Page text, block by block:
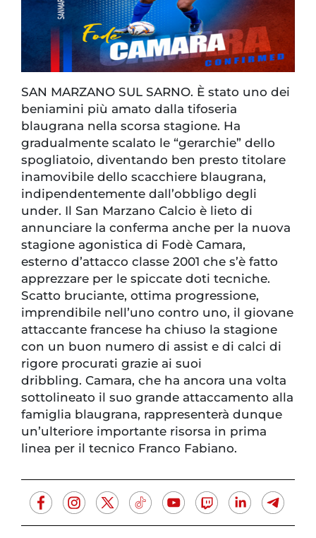
SAN MARZANO SUL SARNO. È stato uno dei
beniamini più amato dalla tifoseria
blaugrana nella scorsa stagione. Ha
gradualmente scalato le “gerarchie” dello
spogliatoio, diventando ben presto titolare
inamovibile dello scacchiere blaugrana,
indipendentemente dall’obbligo degli
under. Il San Marzano Calcio è lieto di
annunciare la conferma anche per la nuova
stagione agonistica di Fodè Camara,
esterno d’attacco classe 2001 che s’è fatto
apprezzare per le spiccate doti tecniche.
Scatto bruciante, ottima progressione,
imprendibile nell’uno contro uno, il giovane
attaccante francese ha chiuso la stagione
con un buon numero di assist e di calci di
rigore procurati grazie ai suoi
dribbling. Camara, che ha ancora una volta
sottolineato il suo grande attaccamento alla
famiglia blaugrana, rappresenterà dunque
un’ulteriore importante risorsa in prima
linea per il tecnico Franco Fabiano.